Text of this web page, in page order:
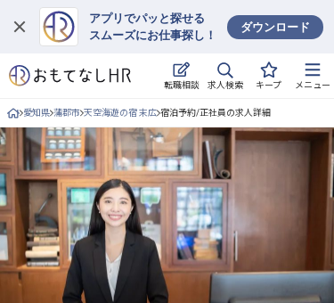
アプリでパッと探せる
スムーズにお仕事探し！
ダウンロード
転職相談 求人検索 キープ メニュー
ログイン
求人・施設を探す
キープした求人
就職・転職 合同説明会
おもてなしHRについて
ご利用の流れ
愛知県 蒲郡市 天空海遊の宿 末広 宿泊予約/正社員の求人詳細